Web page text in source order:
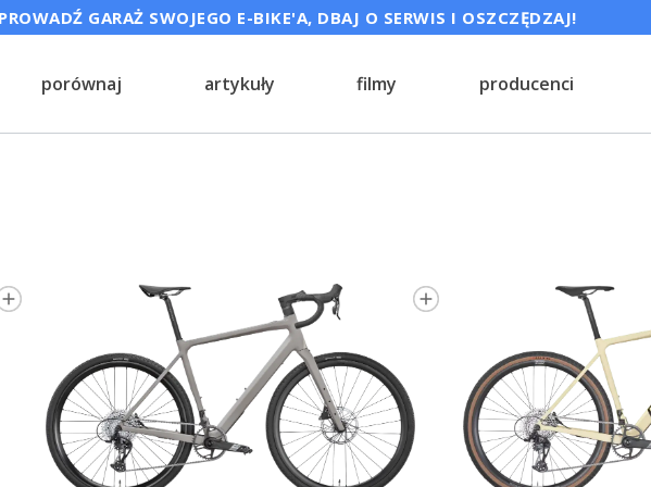
GARAŻ SWOJEGO E-BIKE'A, DBAJ O SERWIS I OSZCZĘDZAJ!
porównaj artykuły filmy producenci